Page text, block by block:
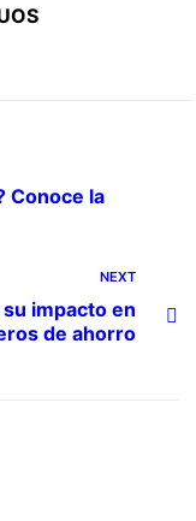
Conoce la
NEXT
impacto en
de ahorro